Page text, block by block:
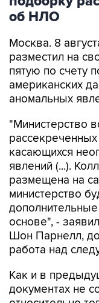
об НЛО
Москва. 8
разместил на
пятую по счету
американских
аномальных
"Министерство
касающихся
явлений (...).
размещена на
министерство
основе", -
Шон Парнелл,
работа над
Как и в
документах не